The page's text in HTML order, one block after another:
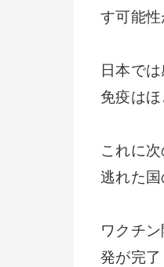
す可能
日本で
免疫は
これに
逃れた
ワクチ
発が完